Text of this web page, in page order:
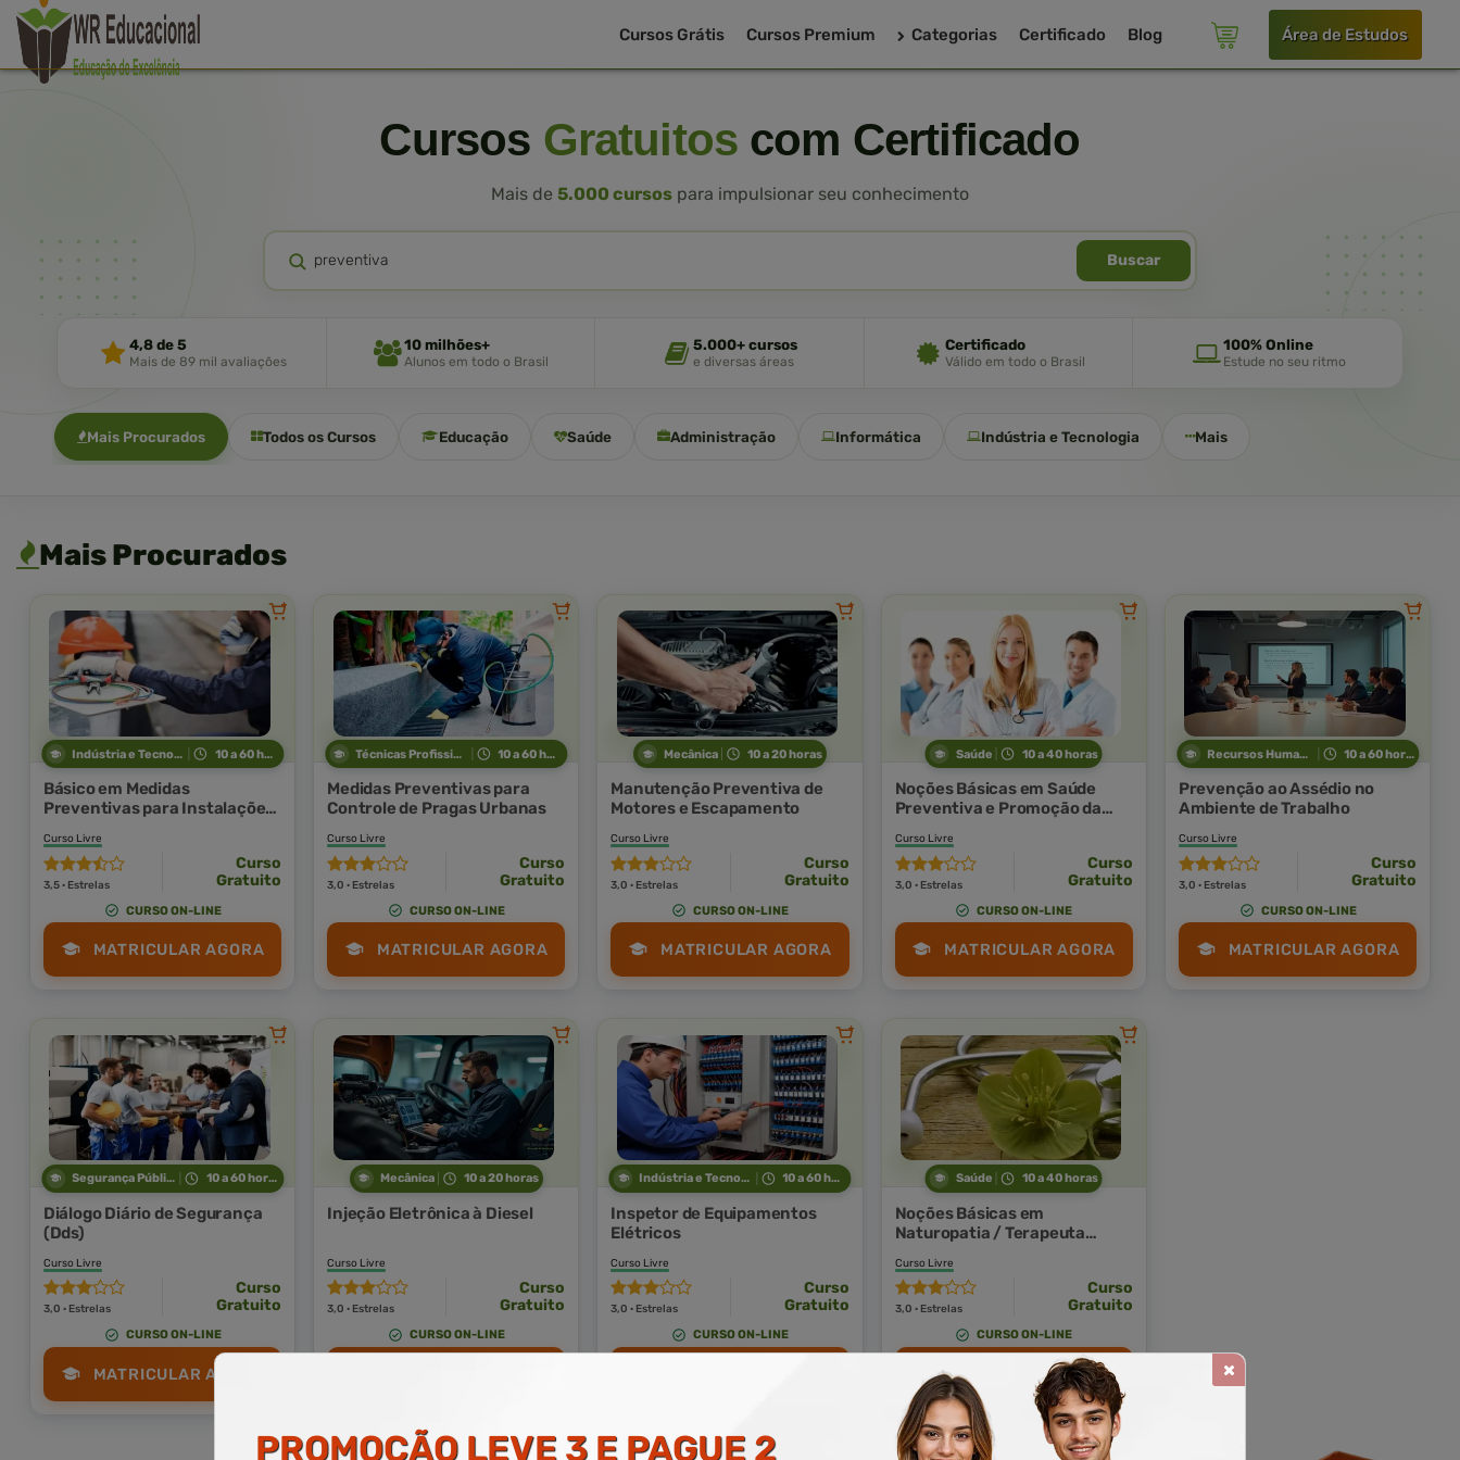
Cursos Grátis Cursos Premium Categorias Certificado Blog Área de Estudos
Cursos Gratuitos com Certificado
Mais de 5.000 cursos para impulsionar seu conhecimento
Buscar
4,8 de 5
Mais de 89 mil avaliações
10 milhões+
Alunos em todo o Brasil
5.000+ cursos
e diversas áreas
Certificado
Válido em todo o Brasil
100% Online
Estude no seu ritmo
Mais Procurados Todos os Cursos Educação Saúde Administração Informática Indústria e Tecnologia Mais
Mais Procurados
Indústria e Tecnologia 10 a 60 horas
Básico em Medidas
Preventivas para Instalações
Curso Livre
3,5 · Estrelas
Curso
Gratuito
CURSO ON-LINE
MATRICULAR AGORA
Técnicas Profissionais 10 a 60 horas
Medidas Preventivas para
Controle de Pragas Urbanas
Curso Livre
3,0 · Estrelas
Curso
Gratuito
CURSO ON-LINE
MATRICULAR AGORA
Mecânica 10 a 20 horas
Manutenção Preventiva de
Motores e Escapamento
Curso Livre
3,0 · Estrelas
Curso
Gratuito
CURSO ON-LINE
MATRICULAR AGORA
Saúde 10 a 40 horas
Noções Básicas em Saúde
Preventiva e Promoção da
Curso Livre
3,0 · Estrelas
Curso
Gratuito
CURSO ON-LINE
MATRICULAR AGORA
Recursos Humanos 10 a 60 horas
Prevenção ao Assédio no
Ambiente de Trabalho
Curso Livre
3,0 · Estrelas
Curso
Gratuito
CURSO ON-LINE
MATRICULAR AGORA
Segurança Pública 10 a 60 horas
Diálogo Diário de Segurança
(Dds)
Curso Livre
3,0 · Estrelas
Curso
Gratuito
CURSO ON-LINE
MATRICULAR AGORA
Mecânica 10 a 20 horas
Injeção Eletrônica à Diesel
Curso Livre
3,0 · Estrelas
Curso
Gratuito
CURSO ON-LINE
Indústria e Tecnologia 10 a 60 horas
Inspetor de Equipamentos
Elétricos
Curso Livre
3,0 · Estrelas
Curso
Gratuito
CURSO ON-LINE
Saúde 10 a 40 horas
Noções Básicas em
Naturopatia / Terapeuta
Curso Livre
3,0 · Estrelas
Curso
Gratuito
CURSO ON-LINE
MATRICULAR AGORA
PROMOÇÃOLEVE 3 E PAGUE 2